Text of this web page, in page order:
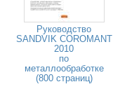
Руководство
SANDVIK COROMANT
2010
по
металлообработке
(800 страниц)